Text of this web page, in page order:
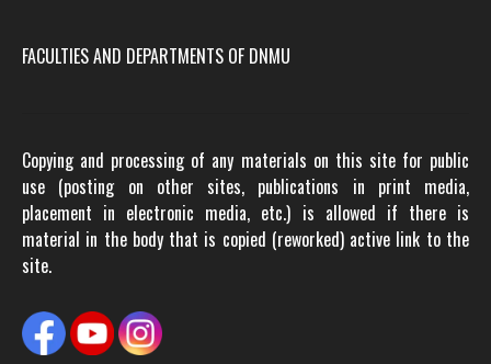
FACULTIES AND DEPARTMENTS OF DNMU
Copying and processing of any materials on this site for public
use (posting on other sites, publications in print media,
placement in electronic media, etc.) is allowed if there is
material in the body that is copied (reworked) active link to the
site.